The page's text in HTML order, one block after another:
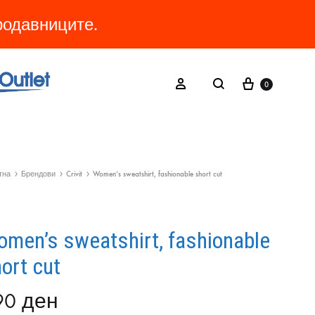
Sign inSearch Cart
0
Брендови Crivit Women’s sweatshirt, fashionable short cut
sweatshirt, fashionable
cut
ден